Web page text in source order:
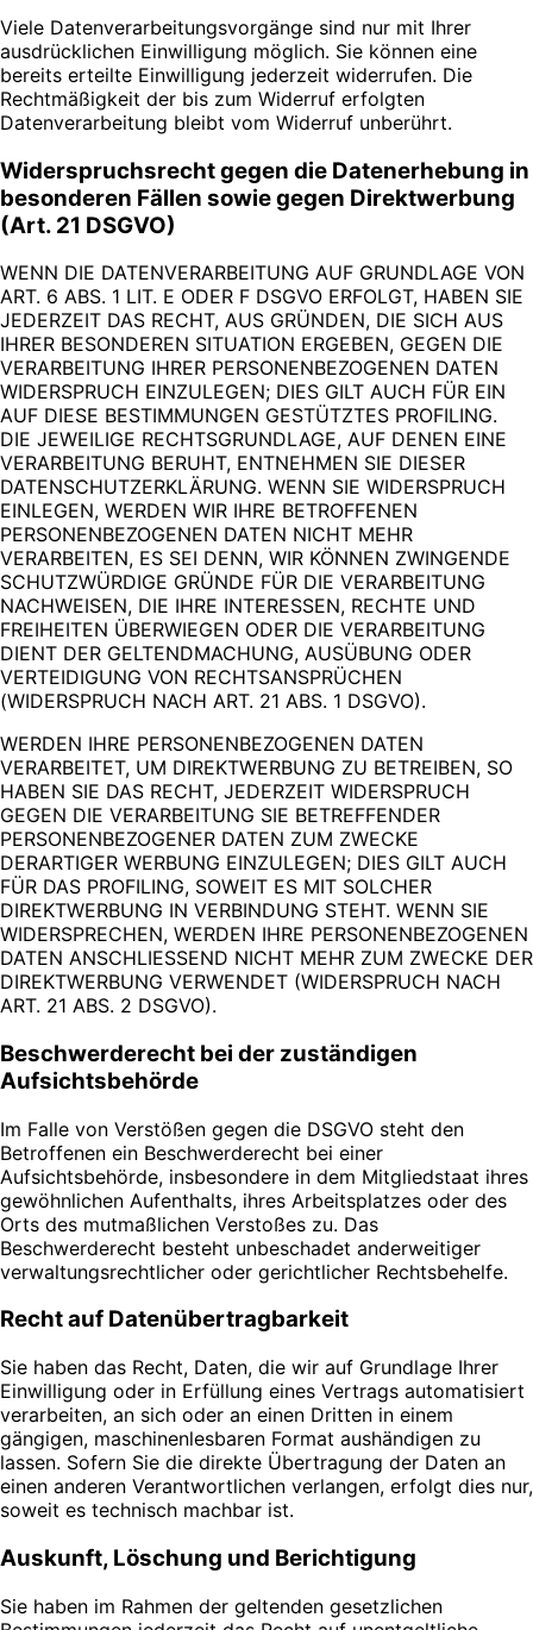
Viele Datenverarbeitungsvorgänge sind nur mit Ihrer
ausdrücklichen Einwilligung möglich. Sie können eine
bereits erteilte Einwilligung jederzeit widerrufen. Die
Rechtmäßigkeit der bis zum Widerruf erfolgten
Datenverarbeitung bleibt vom Widerruf unberührt.
Widerspruchsrecht gegen die Datenerhebung in
besonderen Fällen sowie gegen Direktwerbung
(Art. 21 DSGVO)
WENN DIE DATENVERARBEITUNG AUF GRUNDLAGE VON
ART. 6 ABS. 1 LIT. E ODER F DSGVO ERFOLGT, HABEN SIE
JEDERZEIT DAS RECHT, AUS GRÜNDEN, DIE SICH AUS
IHRER BESONDEREN SITUATION ERGEBEN, GEGEN DIE
VERARBEITUNG IHRER PERSONENBEZOGENEN DATEN
WIDERSPRUCH EINZULEGEN; DIES GILT AUCH FÜR EIN
AUF DIESE BESTIMMUNGEN GESTÜTZTES PROFILING.
DIE JEWEILIGE RECHTSGRUNDLAGE, AUF DENEN EINE
VERARBEITUNG BERUHT, ENTNEHMEN SIE DIESER
DATENSCHUTZERKLÄRUNG. WENN SIE WIDERSPRUCH
EINLEGEN, WERDEN WIR IHRE BETROFFENEN
PERSONENBEZOGENEN DATEN NICHT MEHR
VERARBEITEN, ES SEI DENN, WIR KÖNNEN ZWINGENDE
SCHUTZWÜRDIGE GRÜNDE FÜR DIE VERARBEITUNG
NACHWEISEN, DIE IHRE INTERESSEN, RECHTE UND
FREIHEITEN ÜBERWIEGEN ODER DIE VERARBEITUNG
DIENT DER GELTENDMACHUNG, AUSÜBUNG ODER
VERTEIDIGUNG VON RECHTSANSPRÜCHEN
(WIDERSPRUCH NACH ART. 21 ABS. 1 DSGVO).
WERDEN IHRE PERSONENBEZOGENEN DATEN
VERARBEITET, UM DIREKTWERBUNG ZU BETREIBEN, SO
HABEN SIE DAS RECHT, JEDERZEIT WIDERSPRUCH
GEGEN DIE VERARBEITUNG SIE BETREFFENDER
PERSONENBEZOGENER DATEN ZUM ZWECKE
DERARTIGER WERBUNG EINZULEGEN; DIES GILT AUCH
FÜR DAS PROFILING, SOWEIT ES MIT SOLCHER
DIREKTWERBUNG IN VERBINDUNG STEHT. WENN SIE
WIDERSPRECHEN, WERDEN IHRE PERSONENBEZOGENEN
DATEN ANSCHLIESSEND NICHT MEHR ZUM ZWECKE DER
DIREKTWERBUNG VERWENDET (WIDERSPRUCH NACH
ART. 21 ABS. 2 DSGVO).
Beschwerderecht bei der zuständigen
Aufsichtsbehörde
Im Falle von Verstößen gegen die DSGVO steht den
Betroffenen ein Beschwerderecht bei einer
Aufsichtsbehörde, insbesondere in dem Mitgliedstaat ihres
gewöhnlichen Aufenthalts, ihres Arbeitsplatzes oder des
Orts des mutmaßlichen Verstoßes zu. Das
Beschwerderecht besteht unbeschadet anderweitiger
verwaltungsrechtlicher oder gerichtlicher Rechtsbehelfe.
Recht auf Datenübertragbarkeit
Sie haben das Recht, Daten, die wir auf Grundlage Ihrer
Einwilligung oder in Erfüllung eines Vertrags automatisiert
verarbeiten, an sich oder an einen Dritten in einem
gängigen, maschinenlesbaren Format aushändigen zu
lassen. Sofern Sie die direkte Übertragung der Daten an
einen anderen Verantwortlichen verlangen, erfolgt dies nur,
soweit es technisch machbar ist.
Auskunft, Löschung und Berichtigung
Sie haben im Rahmen der geltenden gesetzlichen